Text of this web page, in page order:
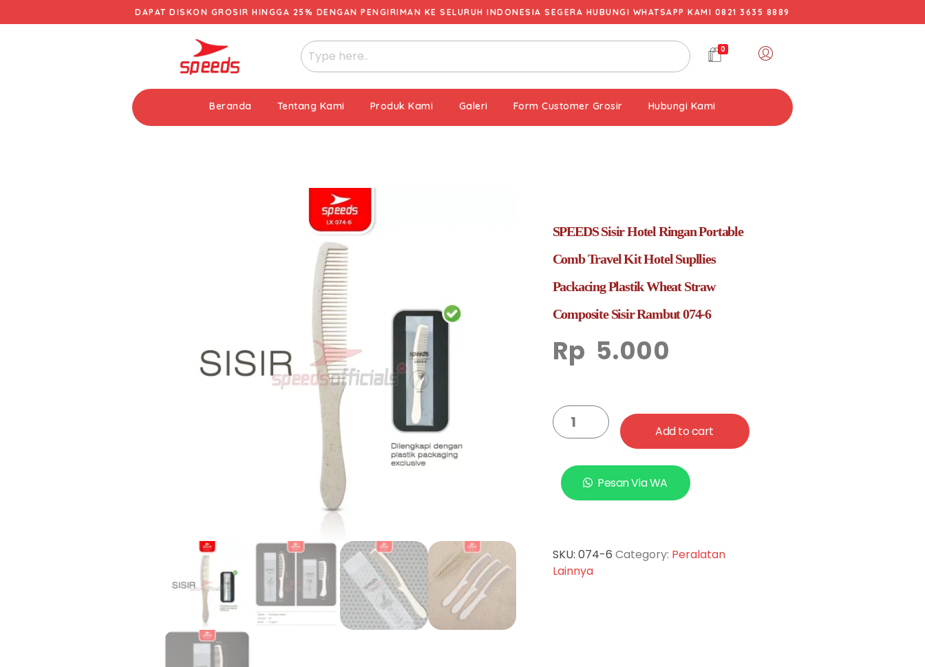
DAPAT DISKON GROSIR HINGGA 25% DENGAN PENGIRIMAN KE SELURUH INDONESIA SEGERA HUBUNGI WHATSAPP KAMI 0821 3635 8889
0
Beranda Tentang Kami Produk Kami Galeri Form Customer Grosir Hubungi Kami
SPEEDS Sisir Hotel Ringan Portable
Comb Travel Kit Hotel Supllies
Packacing Plastik Wheat Straw
Composite Sisir Rambut 074-6
Rp 5.000
Add to cart
Pesan Via WA
SKU: 074-6 Category: Peralatan
Lainnya